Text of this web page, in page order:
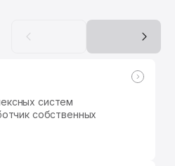
систем
собственных